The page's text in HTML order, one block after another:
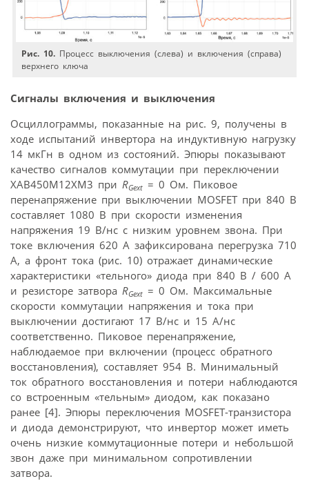
Рис. 10. Процесс выключения (слева) и включения (справа)
верхнего ключа
Сигналы включения и выключения
Осциллограммы, показанные на рис. 9, получены в
ходе испытаний инвертора на индуктивную нагрузку
14 мкГн в одном из состояний. Эпюры показывают
качество сигналов коммутации при переключении
XAB450M12XM3 при RGext = 0 Ом. Пиковое
перенапряжение при выключении MOSFET при 840 В
составляет 1080 В при скорости изменения
напряжения 19 В/нс с низким уровнем звона. При
токе включения 620 А зафиксирована перегрузка 710
А, а фронт тока (рис. 10) отражает динамические
характеристики «тельного» диода при 840 В / 600 А
и резисторе затвора RGext = 0 Ом. Макси­мальные
скорости коммутации напряжения и тока при
выключении достигают 17 В/нс и 15 А/нс
соответственно. Пиковое перенапряжение,
наблюдаемое при включении (процесс обратного
восстановления), составляет 954 В. Минимальный
ток обратного восстановления и потери наблюдаются
со встроенным «тельным» диодом, как показано
ранее [4]. Эпюры переключения MOSFET-транзистора
и диода демонстрируют, что инвертор может иметь
очень низкие коммутационные потери и небольшой
звон даже при минимальном сопротивлении
затвора.